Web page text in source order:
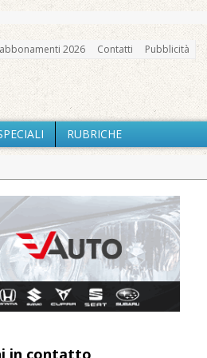
2026 Contatti Pubblicità
RUBRICHE
e chiusi tutti i sentieri
Barone